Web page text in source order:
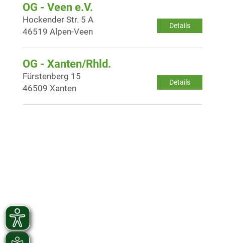
OG - Veen e.V.
Details
Hockender Str. 5 A
46519 Alpen-Veen
OG - Xanten/Rhld.
Details
Fürstenberg 15
46509 Xanten